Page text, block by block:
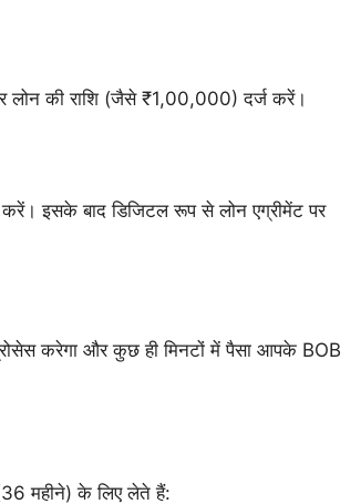
लोन की राशि (जैसे ₹1,00,000) दर्ज करें।
करें। इसके बाद डिजिटल रूप से लोन एग्रीमेंट पर
करेगा और कुछ ही मिनटों में पैसा आपके BOB
महीने) के लिए लेते हैं: